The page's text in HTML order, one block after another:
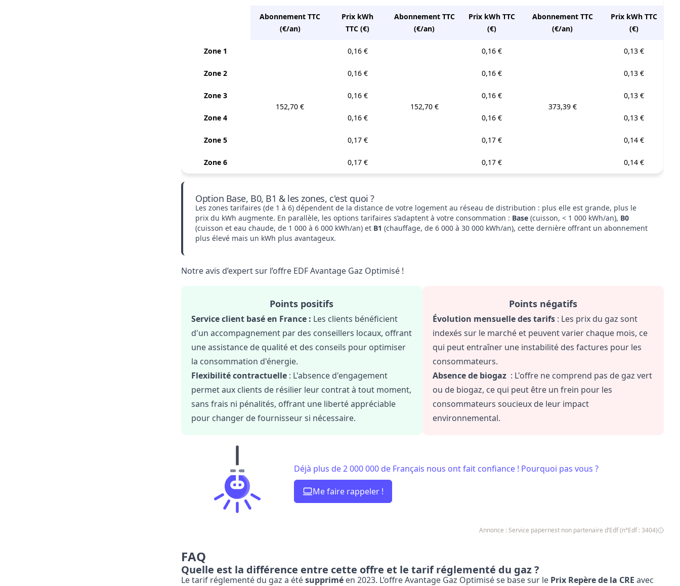
Abonnement TTC
(€/an)
Prix kWh
TTC (€)
Abonnement TTC
(€/an)
Prix kWh TTC
(€)
Abonnement TTC
(€/an)
Prix kWh TTC
(€)
Zone 1
152,70 €
0,16 €
152,70 €
0,16 €
373,39 €
0,13 €
Zone 2 0,16 € 0,16 € 0,13 €
Zone 3 0,16 € 0,16 € 0,13 €
Zone 4 0,16 € 0,16 € 0,13 €
Zone 5 0,17 € 0,17 € 0,14 €
Zone 6 0,17 € 0,17 € 0,14 €
Option Base, B0, B1 & les zones, c'est quoi ?
Les zones tarifaires (de 1 à 6) dépendent de la distance de votre logement au réseau de distribution : plus elle est grande, plus le
prix du kWh augmente. En parallèle, les options tarifaires s’adaptent à votre consommation : Base(cuisson, < 1 000 kWh/an), B0
(cuisson et eau chaude, de 1 000 à 6 000 kWh/an) et B1 (chauffage, de 6 000 à 30 000 kWh/an), cette dernière offrant un abonnement
plus élevé mais un kWh plus avantageux.
Notre avis d’expert sur l’offre EDF Avantage Gaz Optimisé !
Points positifs
Service client basé en France : Les clients bénéficient
d'un accompagnement par des conseillers locaux, offrant
une assistance de qualité et des conseils pour optimiser
la consommation d'énergie.
Flexibilité contractuelle: L'absence d'engagement
permet aux clients de résilier leur contrat à tout moment,
sans frais ni pénalités, offrant une liberté appréciable
pour changer de fournisseur si nécessaire.
Points négatifs
Évolution mensuelle des tarifs : Les prix du gaz sont
indexés sur le marché et peuvent varier chaque mois, ce
qui peut entraîner une instabilité des factures pour les
consommateurs.
Absence de biogaz : L'offre ne comprend pas de gaz vert
ou de biogaz, ce qui peut être un frein pour les
consommateurs soucieux de leur impact
environnemental.
Déjà plus de 2 000 000 de Français nous ont fait confiance ! Pourquoi pas vous ?
Me faire rappeler !
Annonce : Service papernest non partenaire d’Edf (n°Edf : 3404)
FAQ
Quelle est la différence entre cette offre et le tarif réglementé du gaz ?
Le tarif réglementé du gaz a étésuppriméen 2023. L’offre Avantage Gaz Optimisé se base sur le Prix Repère de la CRE avec